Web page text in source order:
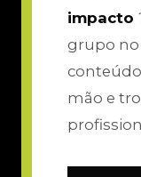
impacto
grupo no
mão e